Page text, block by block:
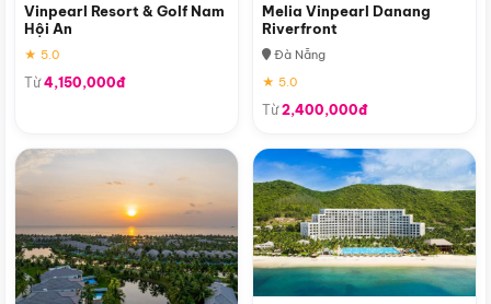
Vinpearl Resort & Golf Nam
Hội An
★ 5.0
Từ4,150,000đ
Melia Vinpearl Danang
Riverfront
Đà Nẵng
★ 5.0
Từ2,400,000đ